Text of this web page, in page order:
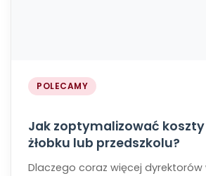
POLECAMY
Jak zoptymalizować koszty
żłobku lub przedszkolu?
Dlaczego coraz więcej